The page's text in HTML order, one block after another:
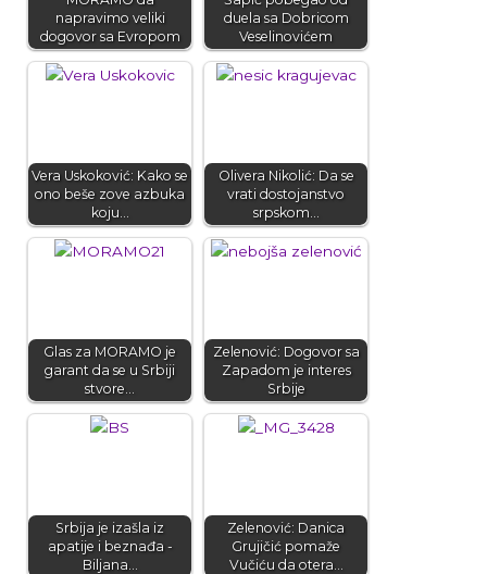
napravimo veliki
dogovor sa Evropom
duela sa Dobricom
Veselinovićem
Vera Uskoković: Kako se
ono beše zove azbuka
koju…
Olivera Nikolić: Da se
vrati dostojanstvo
srpskom…
Glas za MORAMO je
garant da se u Srbiji
stvore…
Zelenović: Dogovor sa
Zapadom je interes
Srbije
Srbija je izašla iz
apatije i beznađa -
Biljana…
Zelenović: Danica
Grujičić pomaže
Vučiću da otera…